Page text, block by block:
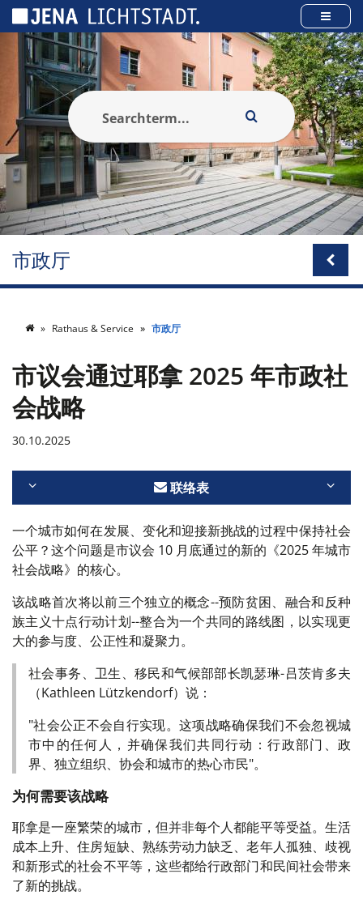
市政厅
Rathaus & Service 市政厅
市议会通过耶拿 2025 年市政社
会战略
30.10.2025
联络表
一个城市如何在发展、变化和迎接新挑战的过程中保持社会
公平？这个问题是市议会 10 月底通过的新的《2025 年城市
社会战略》的核心。
该战略首次将以前三个独立的概念--预防贫困、融合和反种
族主义十点行动计划--整合为一个共同的路线图，以实现更
大的参与度、公正性和凝聚力。
社会事务、卫生、移民和气候部部长凯瑟琳-吕茨肯多夫
（Kathleen Lützkendorf）说：
"社会公正不会自行实现。这项战略确保我们不会忽视城
市中的任何人，并确保我们共同行动：行政部门、政
界、独立组织、协会和城市的热心市民"。
为何需要该战略
耶拿是一座繁荣的城市，但并非每个人都能平等受益。生活
成本上升、住房短缺、熟练劳动力缺乏、老年人孤独、歧视
和新形式的社会不平等，这些都给行政部门和民间社会带来
了新的挑战。
Cookies management panel